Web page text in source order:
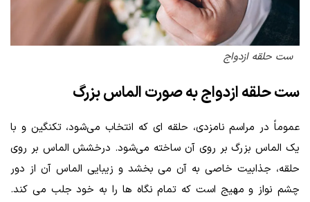
ست حلقه ازدواج
ست حلقه ازدواج به صورت الماس بزرگ
عموماً در مراسم نامزدی، حلقه‌ ای که انتخاب می‌شود، تکنگین و با
یک الماس بزرگ بر روی آن ساخته می‌شود. درخشش الماس بر روی
حلقه، جذابیت خاصی به آن می‌ بخشد و زیبایی الماس آن از دور
چشم‌ نواز و مهیج است که تمام نگاه‌ ها را به خود جلب می‌ کند.